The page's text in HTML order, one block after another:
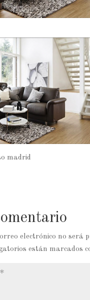
madrid
electrónico no será
están marcados